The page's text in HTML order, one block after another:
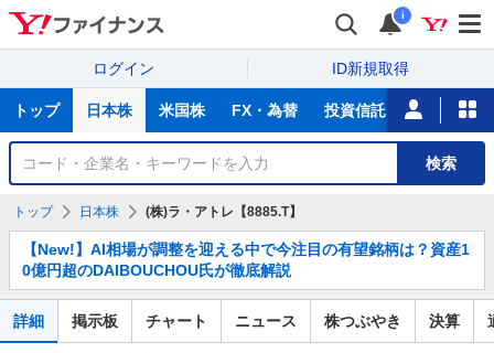
i
ログイン ID新規取得
サ
トップ 日本株 米国株 FX・為替 投資信託 ニュース
銘
検
検索
トップ 日本株 (株)ラ・アトレ【8885.T】
知
ら
せ
【New!】AI相場が調整を迎える中で今注目の有望銘柄は？資産1
0億円超のDAIBOUCHOU氏が徹底解説
詳細 掲示板 チャート ニュース 株つぶやき 決算